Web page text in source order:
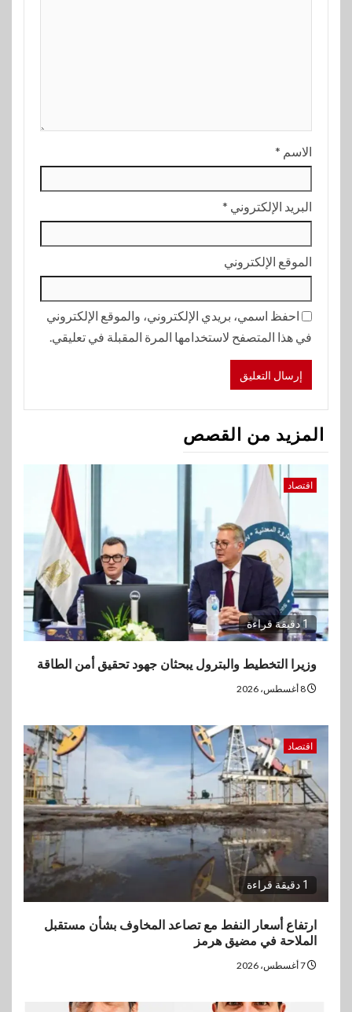
الاسم *
البريد الإلكتروني *
الموقع الإلكتروني
احفظ اسمي، بريدي الإلكتروني، والموقع الإلكتروني
في هذا المتصفح لاستخدامها المرة المقبلة في تعليقي.
المزيد من القصص
اقتصاد
1 دقيقة قراءة
وزيرا التخطيط والبترول يبحثان جهود تحقيق أمن الطاقة
اقتصاد
1 دقيقة قراءة
ارتفاع أسعار النفط مع تصاعد المخاوف بشأن مستقبل
الملاحة في مضيق هرمز